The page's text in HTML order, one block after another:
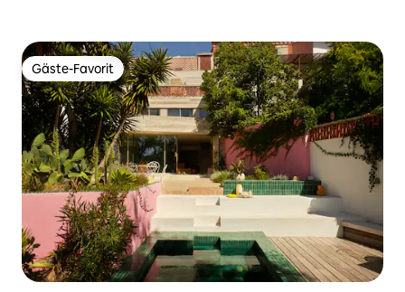
Gäste-Favorit
Gäste-Favorit